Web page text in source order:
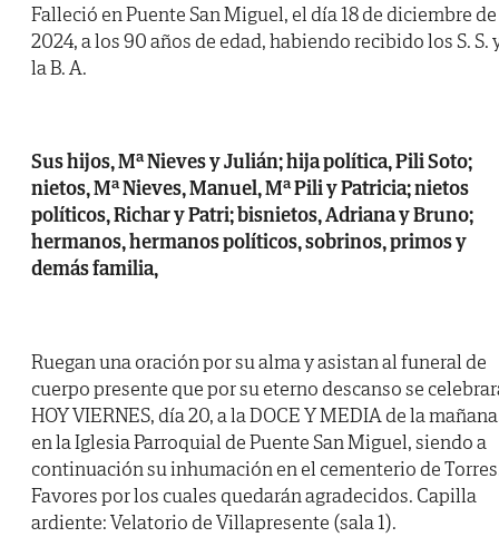
Falleció en Puente San Miguel, el día 18 de diciembre de
2024, a los 90 años de edad, habiendo recibido los S. S.
la B. A.
Sus hijos, Mª Nieves y Julián; hija política, Pili Soto;
nietos, Mª Nieves, Manuel, Mª Pili y Patricia; nietos
políticos, Richar y Patri; bisnietos, Adriana y Bruno;
hermanos, hermanos políticos, sobrinos, primos y
demás familia,
Ruegan una oración por su alma y asistan al funeral de
cuerpo presente que por su eterno descanso se
HOY VIERNES, día 20, a la DOCE Y MEDIA de la
en la Iglesia Parroquial de Puente San Miguel, siendo a
continuación su inhumación en el cementerio de
Favores por los cuales quedarán agradecidos. Capilla
ardiente: Velatorio de Villapresente (sala 1).